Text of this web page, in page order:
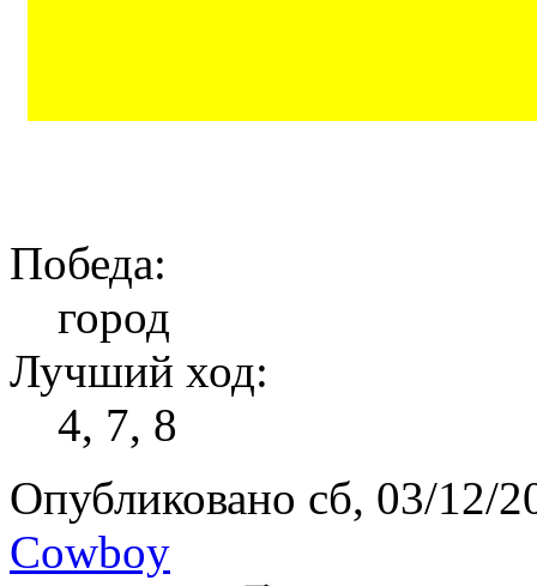
Победа:
город
Лучший ход:
4, 7, 8
Опубликовано сб, 03/12/
Cowboy